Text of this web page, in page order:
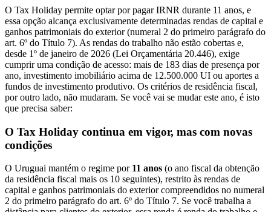
O Tax Holiday permite optar por pagar IRNR durante 11 anos, e
essa opção alcança exclusivamente determinadas rendas de capital e
ganhos patrimoniais do exterior (numeral 2 do primeiro parágrafo do
art. 6º do Título 7). As rendas do trabalho não estão cobertas e,
desde 1º de janeiro de 2026 (Lei Orçamentária 20.446), exige
cumprir uma condição de acesso: mais de 183 dias de presença por
ano, investimento imobiliário acima de 12.500.000 UI ou aportes a
fundos de investimento produtivo. Os critérios de residência fiscal,
por outro lado, não mudaram. Se você vai se mudar este ano, é isto
que precisa saber:
O Tax Holiday continua em vigor, mas com novas
condições
O Uruguai mantém o regime por 11 anos (o ano fiscal da obtenção
da residência fiscal mais os 10 seguintes), restrito às rendas de
capital e ganhos patrimoniais do exterior compreendidos no numeral
2 do primeiro parágrafo do art. 6º do Título 7. Se você trabalha a